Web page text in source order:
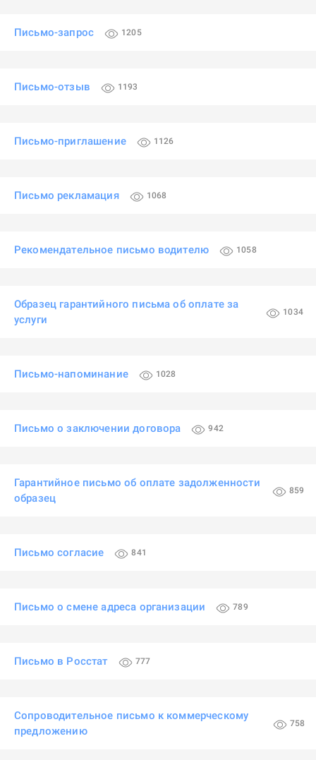
Письмо-запрос 1205
Письмо-отзыв 1193
Письмо-приглашение 1126
Письмо рекламация 1068
Рекомендательное письмо водителю 1058
Образец гарантийного письма об оплате за
услуги
1034
Письмо-напоминание 1028
Письмо о заключении договора 942
Гарантийное письмо об оплате задолженности
образец
859
Письмо согласие 841
Письмо о смене адреса организации 789
Письмо в Росстат 777
Сопроводительное письмо к коммерческому
предложению
758